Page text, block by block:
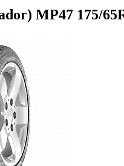
MP47 175/